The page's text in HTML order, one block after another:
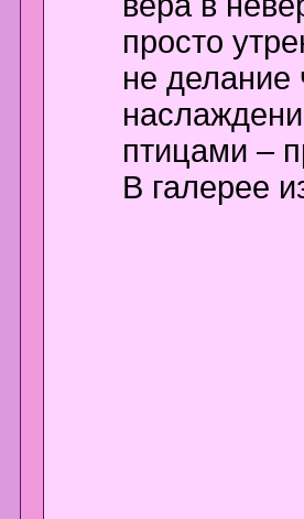
просто
не делание
птицами –
В галерее